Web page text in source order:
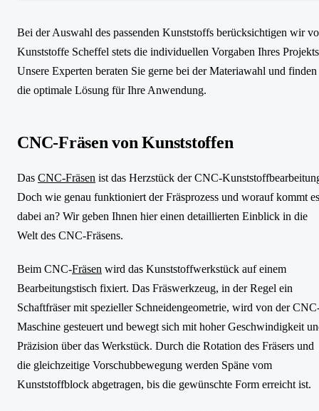
Bei der Auswahl des passenden Kunststoffs berücksichtigen wir
Kunststoffe Scheffel stets die individuellen Vorgaben Ihres
Unsere Experten beraten Sie gerne bei der Materiawahl und finden
die optimale Lösung für Ihre Anwendung.
CNC-Fräsen von Kunststoffen
Das CNC-Fräsen ist das Herzstück der CNC-
Doch wie genau funktioniert der Fräsprozess und worauf kommt es
dabei an? Wir geben Ihnen hier einen detaillierten Einblick in die
Welt des CNC-Fräsens.
Beim CNC-Fräsen wird das Kunststoffwerkstück auf einem
Bearbeitungstisch fixiert. Das Fräswerkzeug, in der Regel ein
Schaftfräser mit spezieller Schneidengeometrie, wird von der
Maschine gesteuert und bewegt sich mit hoher Geschwindigkeit
Präzision über das Werkstück. Durch die Rotation des Fräsers und
die gleichzeitige Vorschubbewegung werden Späne vom
Kunststoffblock abgetragen, bis die gewünschte Form erreicht ist.